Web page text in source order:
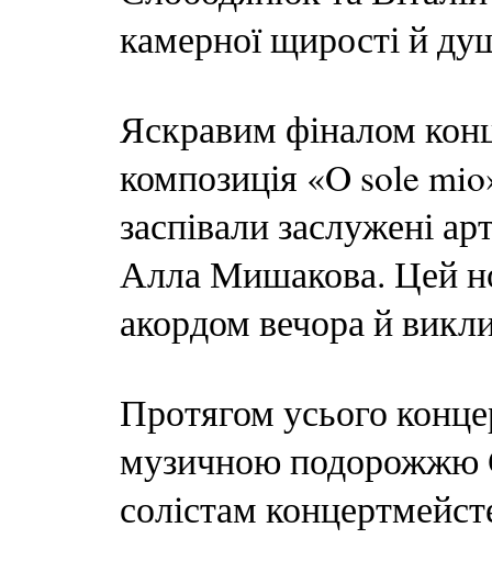
камерної щирості й
Яскравим фіналом
композиція «O sole
заспівали заслужені
Алла Мишакова. Цей
акордом вечора й
Протягом усього
музичною подорожжю
солістам